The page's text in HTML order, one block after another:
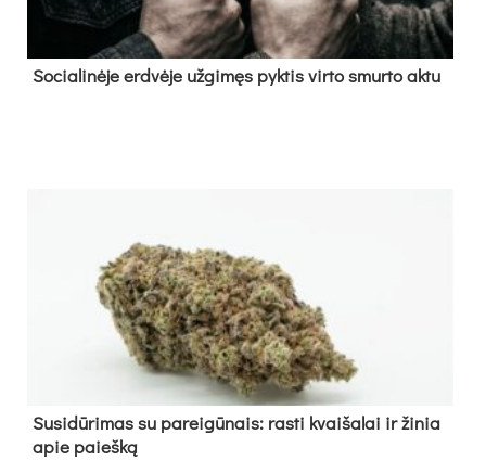
So­cia­li­nė­je erd­vė­je už­gi­męs pyk­tis vir­to smur­to ak­tu
Su­si­dū­ri­mas su pa­rei­gū­nais: ras­ti kvai­ša­lai ir ži­nia
apie paieš­ką